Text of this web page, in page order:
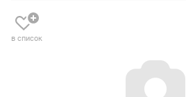
в список